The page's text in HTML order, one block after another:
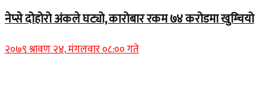
नेप्से दोहोरो अंकले घट्यो, कारोबार रकम ७४ करोडमा खुम्चियो
२०७९ श्रावण २४, मंगलवार ०८:०० गते